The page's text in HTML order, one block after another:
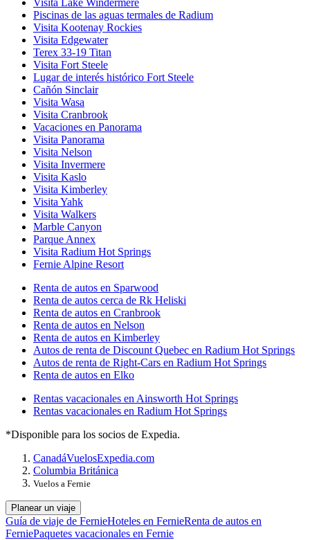
Piscinas de las aguas termales de Radium
Visita Kootenay Rockies
Visita Edgewater
Terex 33-19 Titan
Visita Fort Steele
Lugar de interés histórico Fort Steele
Cañón Sinclair
Visita Wasa
Visita Cranbrook
Vacaciones en Panorama
Visita Panorama
Visita Nelson
Visita Invermere
Visita Kaslo
Visita Kimberley
Visita Yahk
Visita Walkers
Marble Canyon
Parque Annex
Visita Radium Hot Springs
Fernie Alpine Resort
Renta de autos en Sparwood
Renta de autos cerca de Rk Heliski
Renta de autos en Cranbrook
Renta de autos en Nelson
Renta de autos en Kimberley
Autos de renta de Discount Quebec en Radium Hot Springs
Autos de renta de Right-Cars en Radium Hot Springs
Renta de autos en Elko
Rentas vacacionales en Ainsworth Hot Springs
Rentas vacacionales en Radium Hot Springs
*Disponible para los socios de Expedia.
CanadáVuelosExpedia.com
Columbia Británica
Vuelos a Fernie
Planear un viaje
Guía de viaje de FernieHoteles en FernieRenta de autos en
FerniePaquetes vacacionales en Fernie